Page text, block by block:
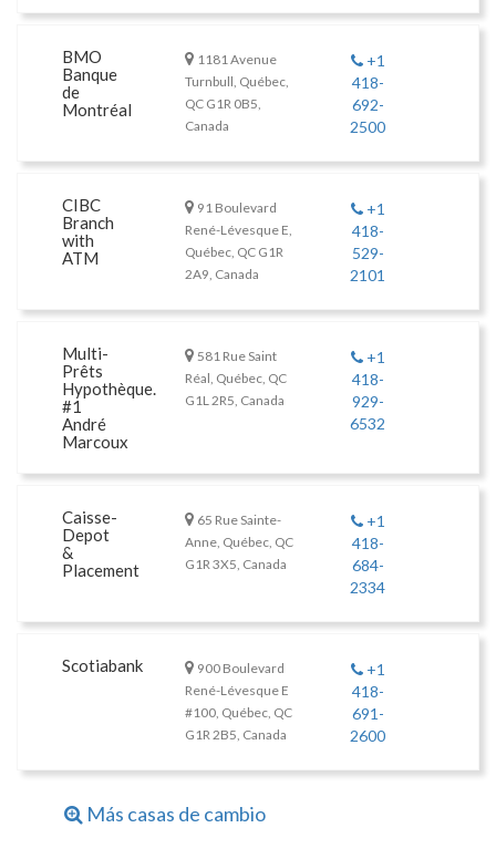
BMO
Banque
de
Montréal
1181 Avenue
Turnbull, Québec,
QC G1R 0B5,
Canada
+1
418-
692-
2500
CIBC
Branch
with
ATM
91 Boulevard
René-Lévesque E,
Québec, QC G1R
2A9, Canada
+1
418-
529-
2101
Multi-
Prêts
Hypothèque.
#1
André
Marcoux
581 Rue Saint
Réal, Québec, QC
G1L 2R5, Canada
+1
418-
929-
6532
Caisse-
Depot
&
Placement
65 Rue Sainte-
Anne, Québec, QC
G1R 3X5, Canada
+1
418-
684-
2334
Scotiabank
900 Boulevard
René-Lévesque E
#100, Québec, QC
G1R 2B5, Canada
+1
418-
691-
2600
Más casas de cambio